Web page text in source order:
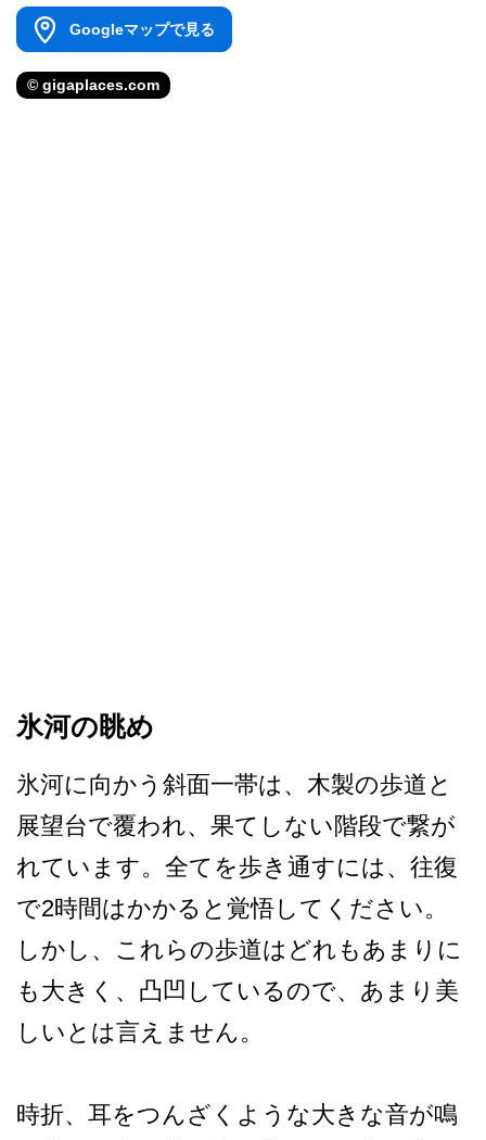
Googleマップで見る
© gigaplaces.com
氷河の眺め
氷河に向かう斜面一帯は、木­製の歩道と
展望台で覆われ、果てしない階段で繋が
れ­ています。全てを歩き通すには、往復
で2時間はかか­ると覚悟してください。
しかし、これらの歩道はどれ­もあまりに
も大きく、凸凹しているので、あまり美
し­いとは言えません。
時折、耳をつんざくような大­きな音が鳴